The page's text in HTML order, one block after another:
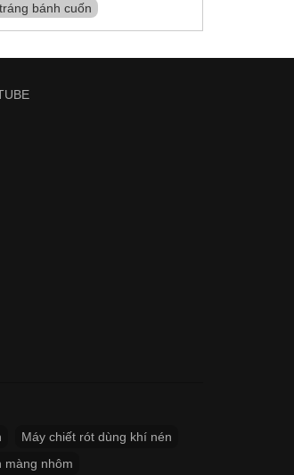
bánh cuốn
Máy chiết rót dùng khí nén
màng nhôm